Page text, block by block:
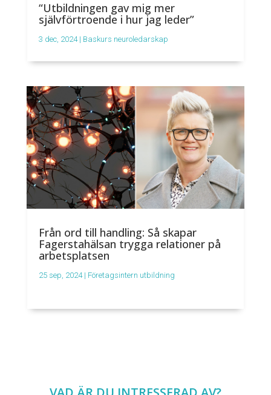
“Utbildningen gav mig mer
självförtroende i hur jag leder”
3 dec, 2024| Baskurs neuroledarskap
Från ord till handling: Så skapar
Fagerstahälsan trygga relationer på
arbetsplatsen
25 sep, 2024| Företagsintern utbildning